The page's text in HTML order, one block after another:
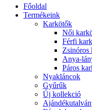
Főoldal
Termékeink
Karkötők
Női
Férfi
Zsinóros
Anya-
Páros
Nyakláncok
Gyűrűk
Új kollekció